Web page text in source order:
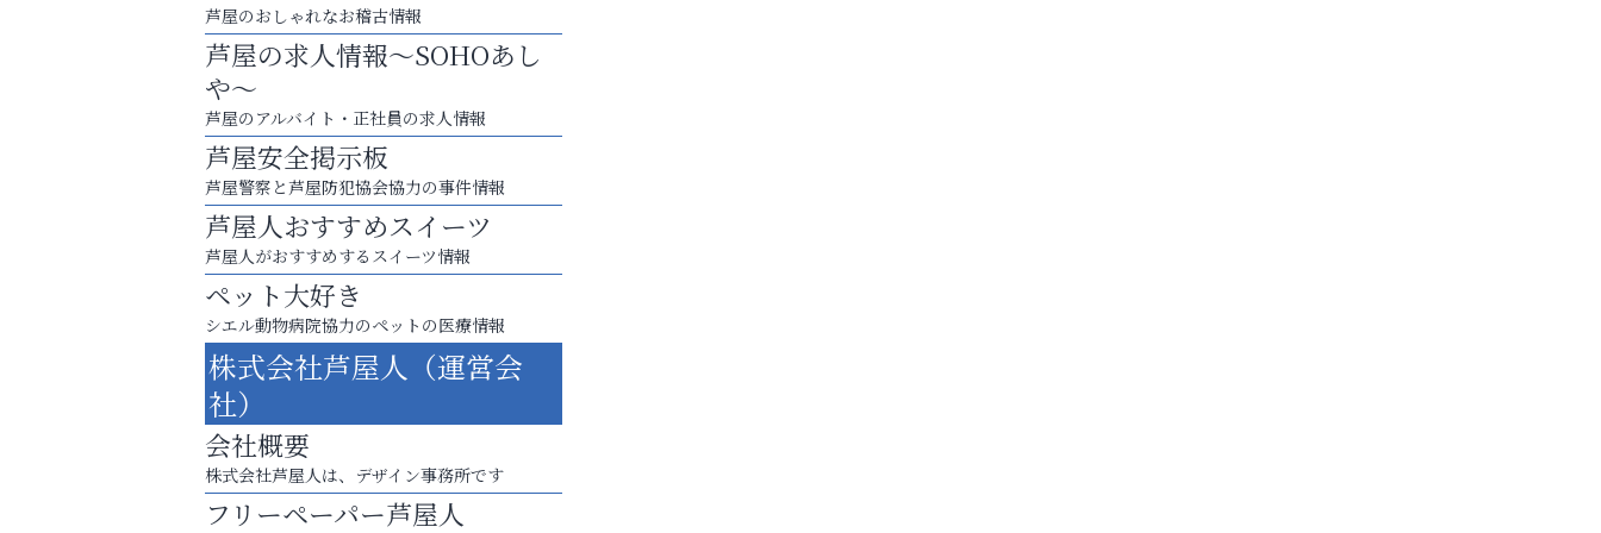
８周年コースが半額以下の8,000円！
神戸牛ステーキに舌鼓♪
ラ・ミカ矯正歯科
芦屋のおしゃれなお稽古情報
芦屋の求人情報～SOHOあし
や～
芦屋のアルバイト・正社員の求人情報
芦屋安全掲示板
芦屋警察と芦屋防犯協会協力の事件情報
芦屋人おすすめスイーツ
芦屋人がおすすめするスイーツ情報
ペット大好き
シエル動物病院協力のペットの医療情報
株式会社芦屋人（運営会
社）
会社概要
株式会社芦屋人は、デザイン事務所です
フリーペーパー芦屋人